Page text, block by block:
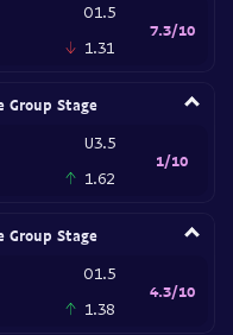
O1.5
1.31
7.3/10
Group Stage
U3.5
1.62
1/10
Group Stage
O1.5
1.38
4.3/10